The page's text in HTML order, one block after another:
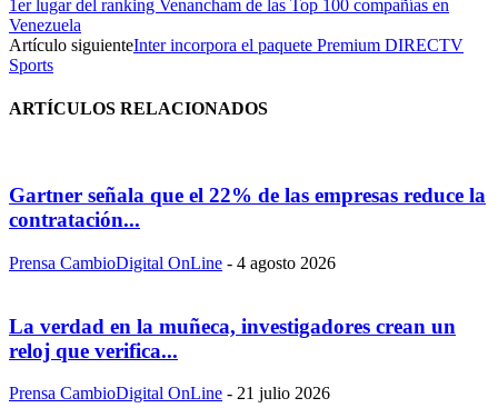
1er lugar del ranking Venancham de las Top 100 compañías en
Venezuela
Artículo siguienteInter incorpora el paquete Premium DIRECTV
Sports
ARTÍCULOS RELACIONADOS
Gartner señala que el 22% de las empresas reduce la
contratación...
Prensa CambioDigital OnLine - 4 agosto 2026
La verdad en la muñeca, investigadores crean un
reloj que verifica...
Prensa CambioDigital OnLine - 21 julio 2026